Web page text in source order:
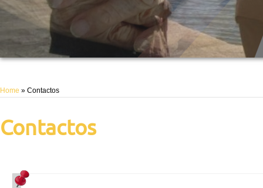
Home » Contactos
Contactos